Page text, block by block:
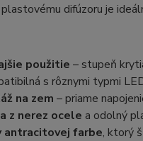
difúzoru je
použitie – stupeň
s rôznymi typmi
na zem – priame
z nerez ocele a odolný
antracitovej farbe, ktorý